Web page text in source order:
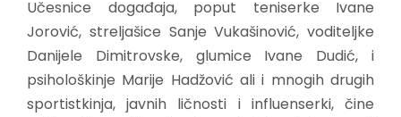
Učesnice događaja, poput teniserke Ivane
Jorović, streljašice Sanje Vukašinović, voditeljke
Danijele Dimitrovske, glumice Ivane Dudić, i
psihološkinje Marije Hadžović ali i mnogih drugih
sportistkinja, javnih ličnosti i influenserki, čine